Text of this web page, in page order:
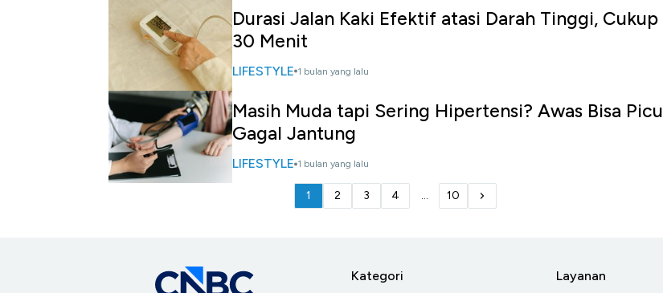
Durasi Jalan Kaki Efektif atasi Darah Tinggi, Cukup
30 Menit
LIFESTYLE 1 bulan yang lalu
Masih Muda tapi Sering Hipertensi? Awas Bisa Picu
Gagal Jantung
LIFESTYLE 1 bulan yang lalu
1 2 3 4 ... 10
Kategori Layanan